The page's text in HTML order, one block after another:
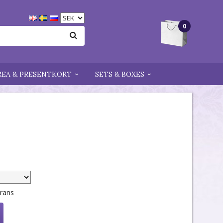
0
& PRESENTKORT SETS & BOXES